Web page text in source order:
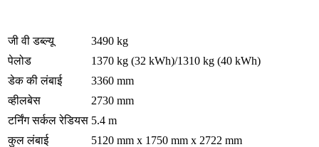
जी वी डब्ल्यू
3490 kg
पेलोड
1370 kg (32 kWh)/1310 kg (40 kWh)
डेक की लंबाई
3360 mm
व्हीलबेस
2730 mm
टर्निंग सर्कल रेडियस 5.4 m
कुल लंबाई
5120 mm x 1750 mm x 2722 mm